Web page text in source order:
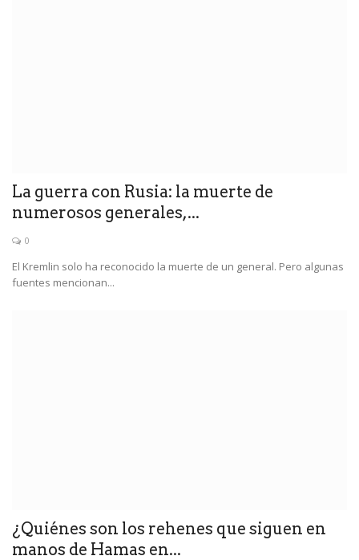
La guerra con Rusia: la muerte de
numerosos generales,...
0
El Kremlin solo ha reconocido la muerte de un general. Pero algunas
fuentes mencionan...
¿Quiénes son los rehenes que siguen en
manos de Hamas en...